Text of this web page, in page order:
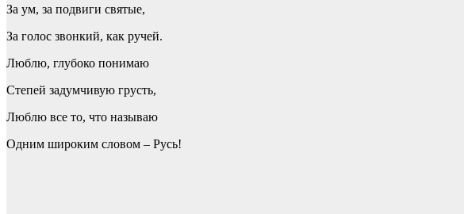
За ум, за подвиги святые,
За голос звонкий, как ручей.
Люблю, глубоко понимаю
Степей задумчивую грусть,
Люблю все то, что называю
Одним широким словом – Русь!